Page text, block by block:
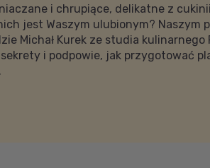
i chrupiące, delikatne z
jest Waszym ulubionym? Naszym
Michał Kurek ze studia kulinarnego
i podpowie, jak przygotować